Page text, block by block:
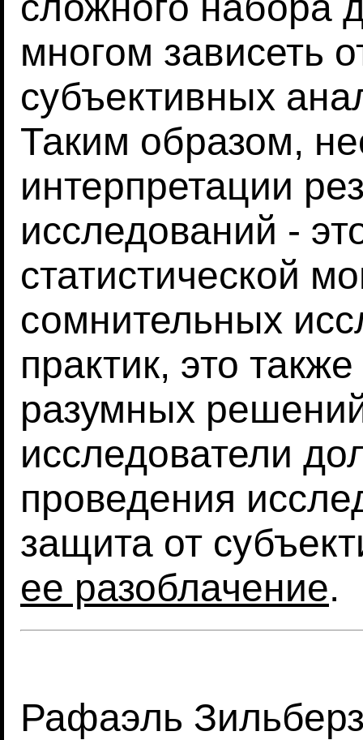
многом зависеть
субъективных
Таким образом,
интерпретации
исследований -
статистической
сомнительных
практик, это
разумных
исследователи
проведения
защита от
ее разоблачение.
Рафаэль